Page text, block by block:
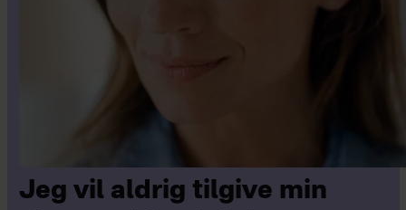
Jeg vil aldrig tilgive min